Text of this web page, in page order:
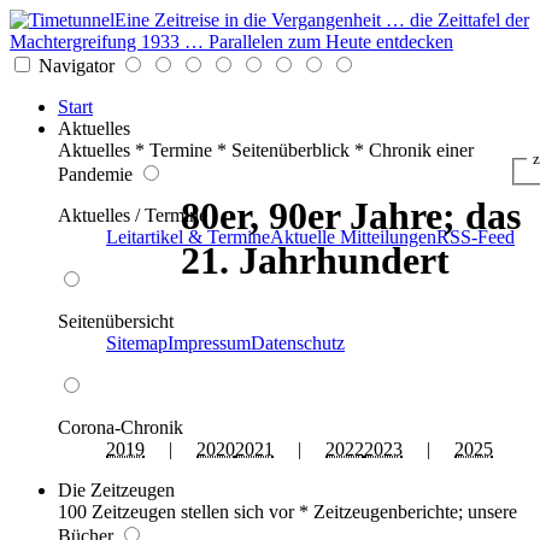
Eine Zeitreise in die Vergangenheit … die Zeittafel der
Machtergreifung 1933 … Parallelen zum Heute entdecken
Navigator
Start
Aktuelles
Aktuelles * Termine * Seitenüberblick * Chronik einer
Pandemie
Aktuelles / Termine
Leitartikel & TermineAktuelle MitteilungenRSS-Feed
Seitenübersicht
SitemapImpressumDatenschutz
Corona-Chronik
2019 | 20202021 | 20222023 | 2025
Die Zeitzeugen
100 Zeitzeugen stellen sich vor * Zeitzeugenberichte; unsere
Bücher
80er, 90er Jahre; das
21. Jahrhundert